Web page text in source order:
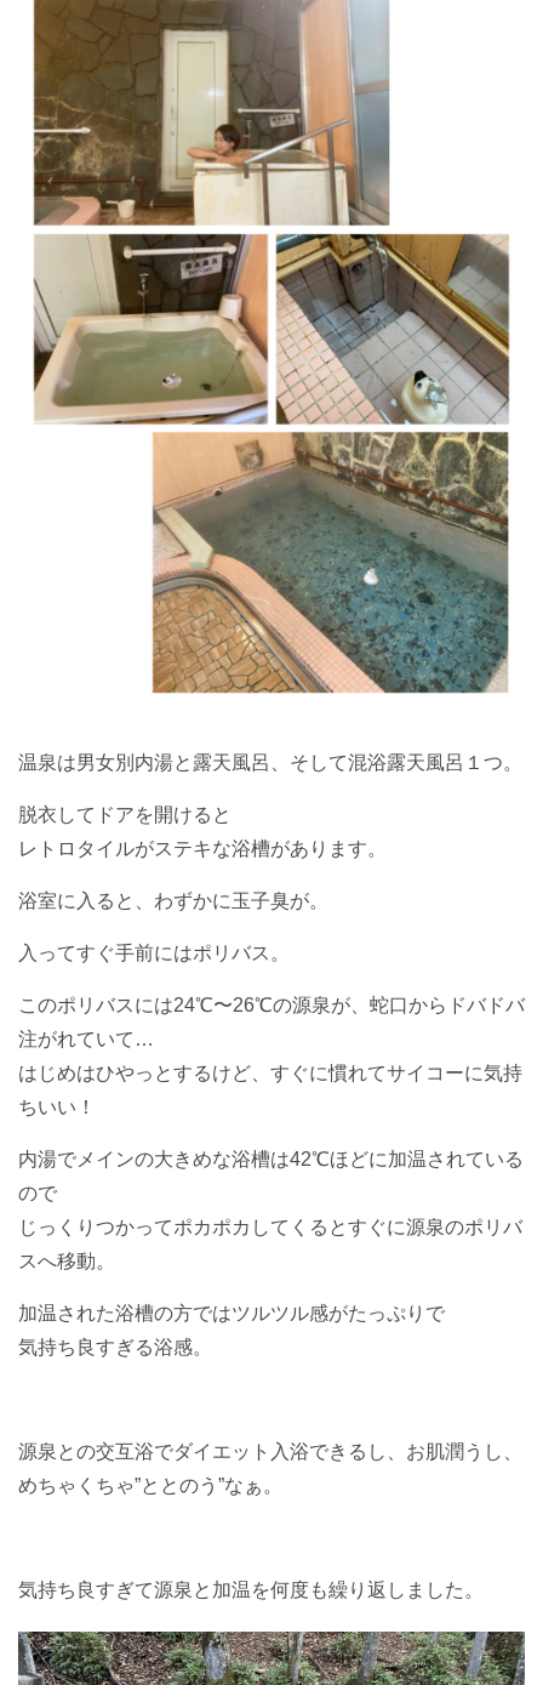
温泉は男女別内湯と露天風呂、そして混浴露天風呂１つ。
脱衣してドアを開けると
レトロタイルがステキな浴槽があります。
浴室に入ると、わずかに玉子臭が。
入ってすぐ手前にはポリバス。
このポリバスには24℃〜26℃の源泉が、蛇口からドバドバ
注がれていて…
はじめはひやっとするけど、すぐに慣れてサイコーに気持
ちいい！
内湯でメインの大きめな浴槽は42℃ほどに加温されている
ので
じっくりつかってポカポカしてくるとすぐに源泉のポリバ
スへ移動。
加温された浴槽の方ではツルツル感がたっぷりで
気持ち良すぎる浴感。
源泉との交互浴でダイエット入浴できるし、お肌潤うし、
めちゃくちゃ”ととのう”なぁ。
気持ち良すぎて源泉と加温を何度も繰り返しました。